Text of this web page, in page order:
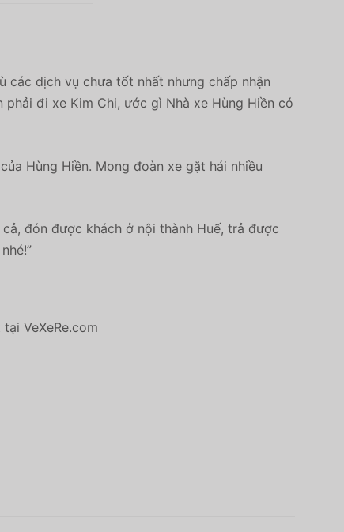
các dịch vụ chưa tốt nhất nhưng chấp nhận
đi xe Kim Chi, ước gì Nhà xe Hùng Hiền có
Hùng Hiền. Mong đoàn xe gặt hái nhiều
đón được khách ở nội thành Huế, trả được
VeXeRe.com